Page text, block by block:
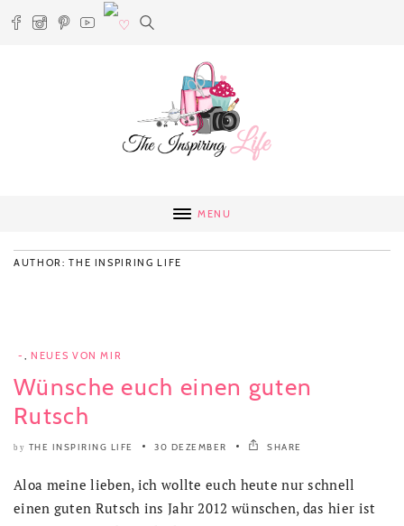
MENU
AUTHOR: THE INSPIRING LIFE
- , NEUES VON MIR
Wünsche euch einen guten
Rutsch
by THE INSPIRING LIFE 30 DEZEMBER SHARE
Aloa meine lieben, ich wollte euch heute nur schnell
einen guten Rutsch ins Jahr 2012 wünschen, das hier ist